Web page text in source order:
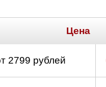
Цена
2799 рублей